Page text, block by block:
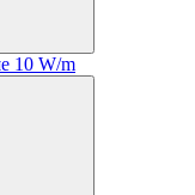
10 W/m